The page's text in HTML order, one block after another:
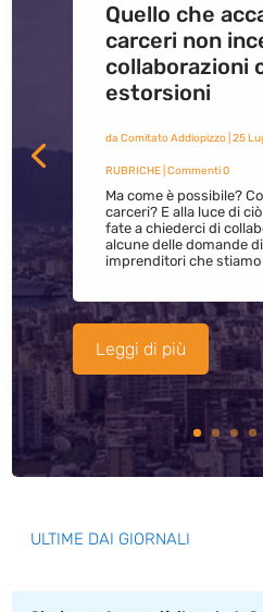
Quello che
carceri non
collaborazioni
estorsioni
da Comitato Addiopizzo| 25
RUBRICHE| Commenti 0
Ma come è possibile?
carceri? E alla luce di
fate a chiederci di
alcune delle domande
imprenditori che
Leggi di più
ULTIME DAI GIORNALI